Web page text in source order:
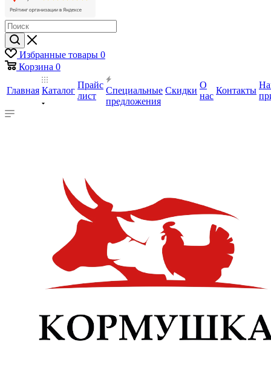
Избранные товары 0
Корзина 0
Главная Каталог
Прайс
лист
Специальные
предложения
Скидки
О
нас
Контакты